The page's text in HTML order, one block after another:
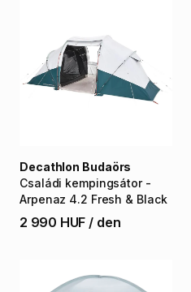
Családi kempingsátor -
Arpenaz 4.2 Fresh & Black
Decathlon Budaörs
2 990 HUF / den